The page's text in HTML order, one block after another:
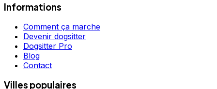
Informations
Comment ça marche
Devenir dogsitter
Dogsitter Pro
Blog
Contact
Villes populaires